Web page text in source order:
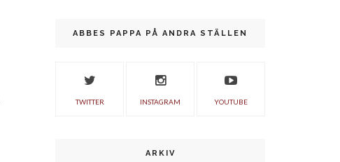
ABBES PAPPA PÅ ANDRA STÄLLEN
TWITTER INSTAGRAM YOUTUBE
ARKIV